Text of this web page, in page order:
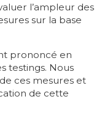
l’ampleur des
sur la base
prononcé en
testings. Nous
ces mesures et
de cette